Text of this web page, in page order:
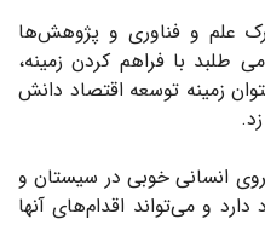
علم و فناوری و پژوهش‌ها
طلبد با فراهم کردن زمینه،
زمینه توسعه اقتصاد دانش‌
انسانی خوبی در سیستان و
و می‌تواند اقدام‌های آنها